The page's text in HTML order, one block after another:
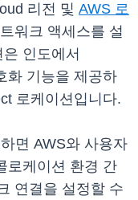
리전 및 AWS 로
워크 액세스를 설
인도에서
화 기능을 제공하
로케이션입니다.
면 AWS와 사용자
로케이션 환경 간
연결을 설정할 수